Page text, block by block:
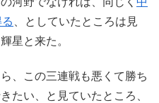
、としていたところは見
星と来た。
、この三連戦も悪くて勝ち
たい、と見ていたところ、